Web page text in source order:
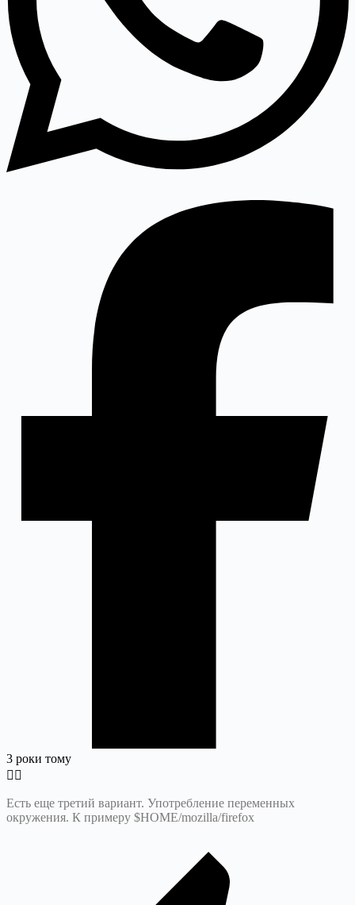
3 роки тому
Есть еще третий вариант. Употребление переменных
окружения. К примеру $HOME/mozilla/firefox